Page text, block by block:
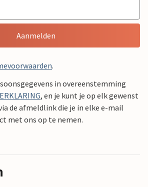
Aanmelden
.
in overeenstemming
, en je kunt je op elk gewenst
de afmeldlink die je in elke e-mail
met ons op te nemen.